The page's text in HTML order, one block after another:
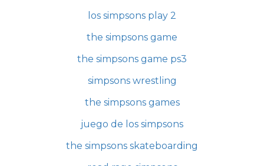
los simpsons play 2
the simpsons game
the simpsons game ps3
simpsons wrestling
the simpsons games
juego de los simpsons
the simpsons skateboarding